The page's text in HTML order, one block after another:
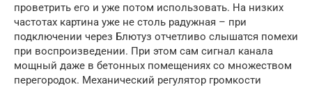
проветрить его и уже потом использовать. На низких
частотах картина уже не столь радужная – при
подключении через Блютуз отчетливо слышатся помехи
при воспроизведении. При этом сам сигнал канала
мощный даже в бетонных помещениях со множеством
перегородок. Механический регулятор громкости